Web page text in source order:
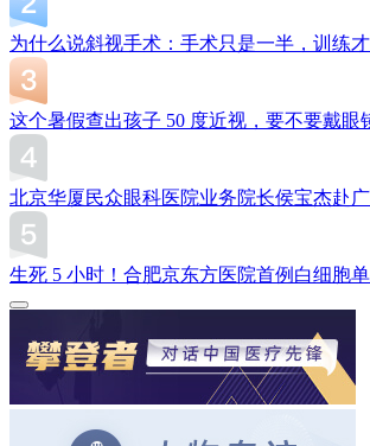
为什么说斜视手术：手术只是一半，训练
这个暑假查出孩子 50 度近视，要不要戴眼
北京华厦民众眼科医院业务院长侯宝杰赴
生死 5 小时！合肥京东方医院首例白细胞